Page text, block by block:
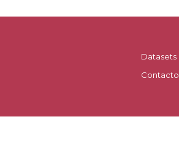
Datasets
Contacto